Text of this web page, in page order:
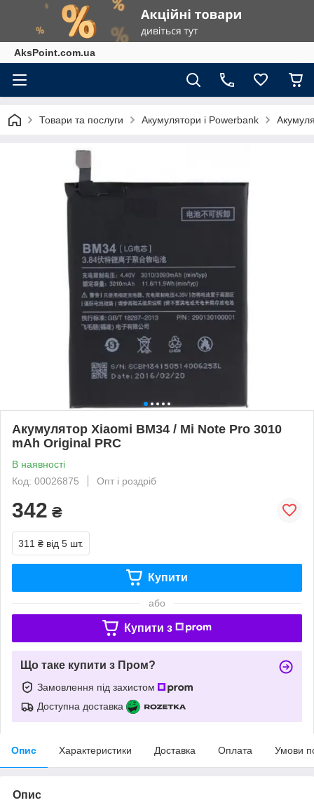
AksPoint.com.ua
Товари та послуги Акумулятори і Powerbank
Акумулятор Xiaomi BM34 / Mi Note Pro 3010
mAh Original PRC
В наявності
Код: 00026875
Опт і роздріб
342 ₴
311 ₴ від 5 шт.
Купити
або
Купити з
Що таке купити з Пром?
Замовлення під захистом
Доступна доставка
Опис Характеристики Доставка Оплата Умови
Опис